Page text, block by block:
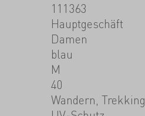
111363
Hauptgeschäft
Damen
blau
M
40
Wandern, Trekking